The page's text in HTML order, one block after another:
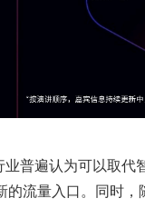
业普遍认为可以取代
的流量入口。同时，